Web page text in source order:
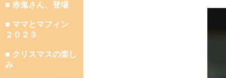
■ 赤鬼さん、登場
■ ママとマフィン
２０２３
■ クリスマスの楽し
み